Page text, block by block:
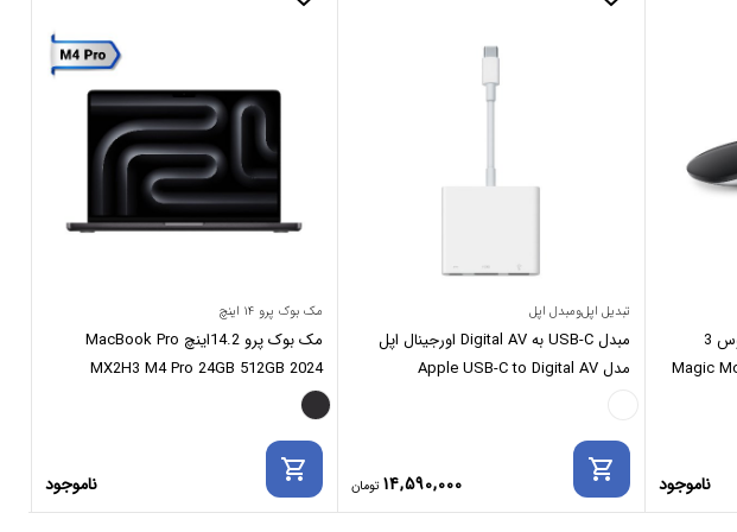
موس بی‌سیم اپل مدل مجیک‌موس 3
ناموجود
تبدیل اپل‌ومبدل اپل
مبدل USB-C به Digital AV اورجینال اپل
مدل Apple USB-C to Digital AV
14,590,000
shopping_cart
مک بوک پرو ۱۴ اینچ
مک بوک پرو 14.2اینچ MacBook Pro
MX2H3 M4 Pro 24GB 512GB 2024
Space Black
ناموجود
shopping_cart